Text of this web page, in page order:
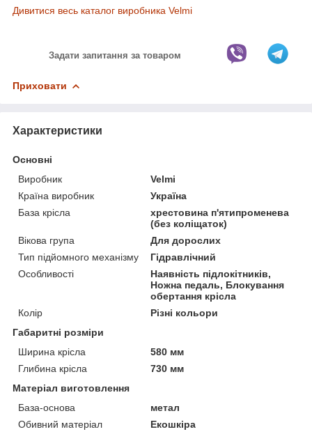
Дивитися весь каталог виробника Velmi
Задати запитання за товаром
Приховати
Характеристики
Основні
Виробник
Velmi
Країна виробник
Україна
База крісла
хрестовина п'ятипроменева
(без коліщаток)
Вікова група
Для дорослих
Тип підйомного механізму
Гідравлічний
Особливості
Наявність підлокітників,
Ножна педаль, Блокування
обертання крісла
Колір
Різні кольори
Габаритні розміри
Ширина крісла
580 мм
Глибина крісла
730 мм
Матеріал виготовлення
База-основа
метал
Обивний матеріал
Екошкіра